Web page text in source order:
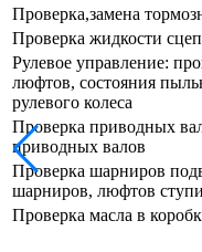
Проверка,замена
Проверка жидкости
Рулевое управление:
люфтов, состояния
рулевого колеса
Проверка приводных
приводных валов
Проверка шарниров
шарниров, люфтов
Проверка масла в